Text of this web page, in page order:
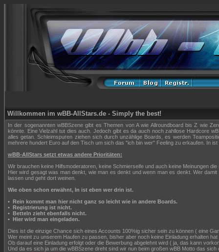
Willkommen im wBB-AllStars.de - Simply the best!
In der sogenannten wBBSzene gibt es Themen von A wie Allroundboard bis Z wie
könnte. Eine Vielzahl tut dies auch. Jedoch gibt es da auch noch zahllose Hardcore
alles getan. Schleimspuren ziehen sich durch unzählige Boards, es werden
mehrere hundert Euro auf den Tisch um sich das "ich bin wer" Feeling zu erkaufen. In
wBB-AllStars setzt etwas andere Prioritäten:
Wir brauchen keine Hilfsmoderatoren, keine Schmierseife und auch keine Meinungen
Hier wird gesagt was man denkt, wie man es denkt und wenn man es denkt. Wer
lassen und geht dort weinen.
Wie oben schon erwähnt, In ist eben wer drin ist.
• Rein kommt man hier nicht ganz so leicht wie in andere Boards.
• Registrierung ist nicht.
• Betteln zieht ebenfalls nicht.
• Hier wird man eingeladen.
Dies ist die einzige Chance sich eines Accounts 100%ig sicher sein zu können ( eine
Wer meint zu unserem Haufen zu passen, bisher aber noch keine Einladung erhalten
Ob darauf eine Einladung erfolgt oder die Bewerbung abgelehnt wird ( ja, das kann
Und da es sich ja um die wBBSzene dreht sind wir nun beim großen wBB Motto das